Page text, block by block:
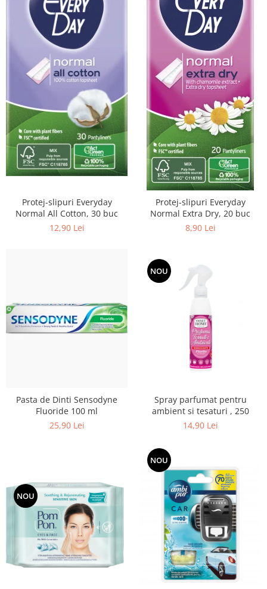
Protej-slipuri Everyday
Normal All Cotton, 30 buc
12,90 Lei
Protej-slipuri Everyday
Normal Extra Dry, 20 buc
8,90 Lei
Pasta de Dinti Sensodyne
Fluoride 100 ml
25,90 Lei
NOU
Spray parfumat pentru
ambient si tesaturi , 250
14,90 Lei
NOU
NOU